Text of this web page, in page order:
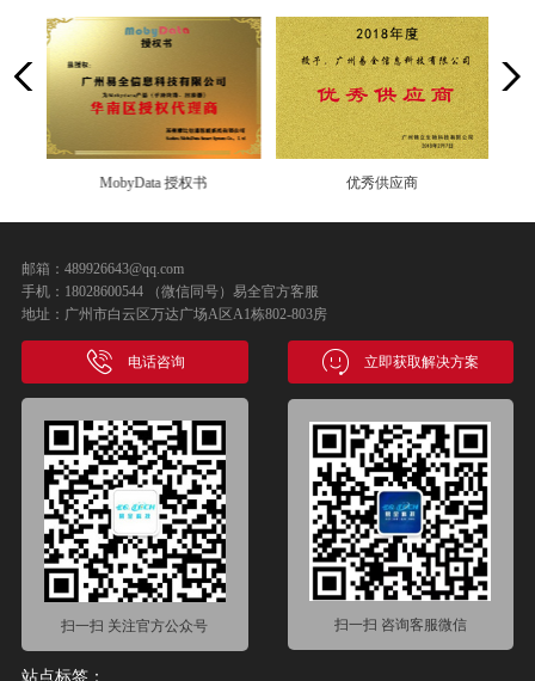
MobyData 授权书 优秀供应商
邮箱：489926643@qq.com
手机：18028600544 （微信同号）易全官方客服
地址：广州市白云区万达广场A区A1栋802-803房
电话咨询 立即获取解决方案
扫一扫 关注官方公众号 扫一扫 咨询客服微信
站点标签：